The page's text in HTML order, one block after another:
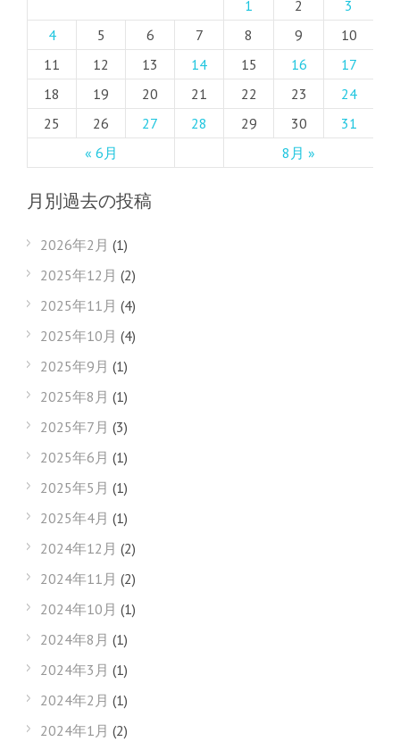
« 6月 8月 »
1 2
3
4
5 6 7 8 9
10
11
12 13 14 15 16
17
18
19 20 21 22 23
24
25
26 27 28 29 30 31
月別過去の投稿
2026年2月 (1)
2025年12月 (2)
2025年11月 (4)
2025年10月 (4)
2025年9月 (1)
2025年8月 (1)
2025年7月 (3)
2025年6月 (1)
2025年5月 (1)
2025年4月 (1)
2024年12月 (2)
2024年11月 (2)
2024年10月 (1)
2024年8月 (1)
2024年3月 (1)
2024年2月 (1)
2024年1月 (2)